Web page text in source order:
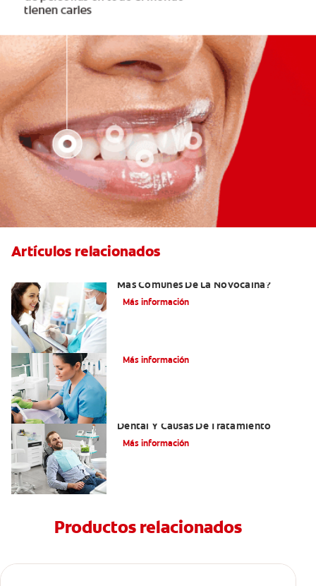
Artículos relacionados
Más Comunes De La Novocaína?
Más información
Más información
Dental Y Causas De Tratamiento
Más información
Productos relacionados